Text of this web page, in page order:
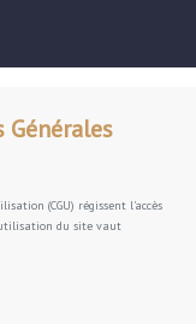
(CGU) régissent l'accès
du site vaut